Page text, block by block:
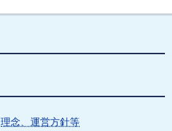
理念、運営方針等